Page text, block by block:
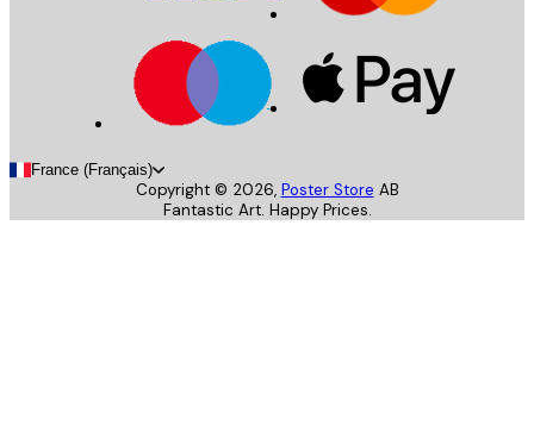
France (Français)
Copyright © 2026, Poster Store AB
Fantastic Art. Happy Prices.